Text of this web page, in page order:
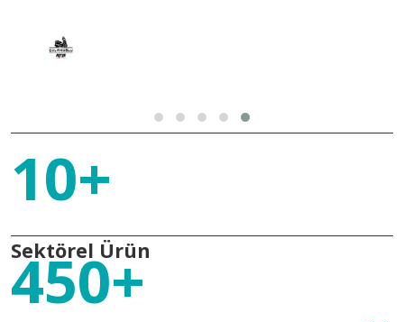
10+
Sektörel Ürün
450+